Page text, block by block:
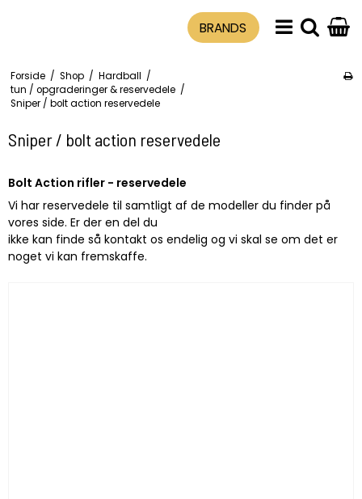
BRANDS
Forside / Shop / Hardball /
tun / opgraderinger & reservedele /
Sniper / bolt action reservedele
Sniper / bolt action reservedele
Bolt Action rifler - reservedele
Vi har reservedele til samtligt af de modeller du finder på
vores side. Er der en del du
ikke kan finde så kontakt os endelig og vi skal se om det er
noget vi kan fremskaffe.